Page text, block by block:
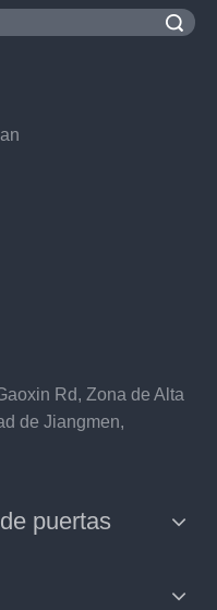
Rd, Zona de Alta
de Jiangmen,
puertas